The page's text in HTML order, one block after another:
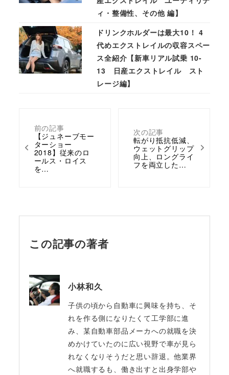
前の記事
【ジュネーブモー
ターショー
2018】従来のロ
ールス・ロイス
を…
次の記事
転がり抵抗低減、
ウェットグリップ
向上、ロングライ
フを両立した…
ィ・整備性、その他 編】
ドリンクホルダーは最大10！ 4
代めエクストレイルの収容スペー
ス全紹介【新車リアル試乗 10-
13 日産エクストレイル スト
レージ編】
この記事の著者
小林和久
子供の頃から自動車に興味を持ち、そ
れを作る側になりたくて工学部に進
み、某自動車部品メーカへの就職を決
めかけていたのに広い視野で車が見ら
れなくなりそうだと思い辞退。他業界
へ就職するも、働き出すと出身学部や